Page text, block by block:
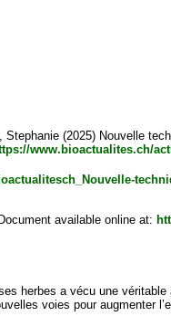
Stephanie(2025) Nouvelle
www.bioactualites.ch/
Document available online at:
herbes a vécu une
voies pour augmenter